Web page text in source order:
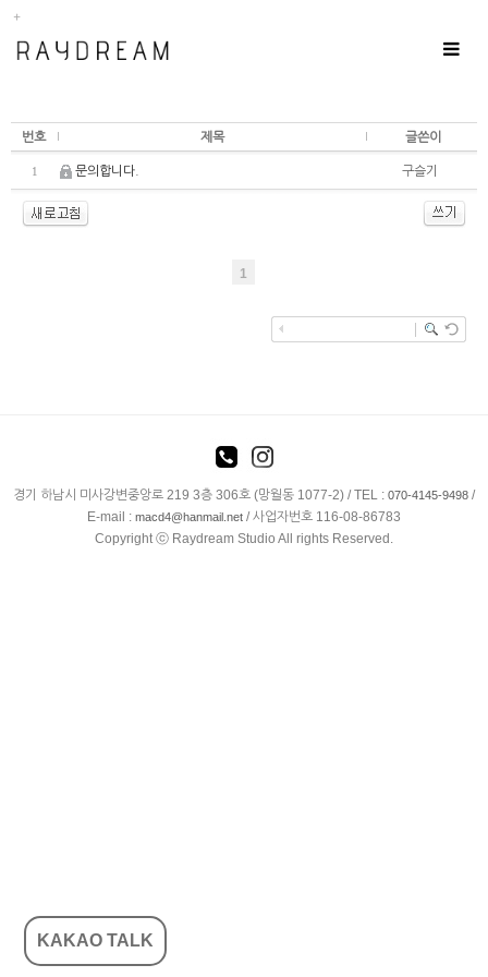
Toggle
번호 제목 글쓴이
1 문의합니다. 구슬기
1
경기 하남시 미사강변중앙로 219 3층 306호 (망월동 1077-2) / TEL : 070-4145-9498 /
E-mail : macd4@hanmail.net / 사업자번호 116-08-86783
Copyright ⓒ Raydream Studio All rights Reserved.
KAKAO TALK